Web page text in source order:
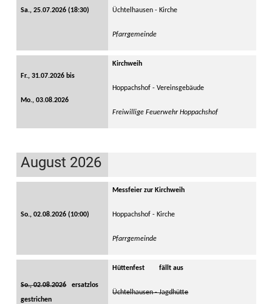
Sa., 25.07.2026 (18:30) Üchtelhausen - Kirche
Pfarrgemeinde
Fr., 31.07.2026 bis
Mo., 03.08.2026
Kirchweih
Hoppachshof - Vereinsgebäude
Freiwillige Feuerwehr Hoppachshof
August 2026
So., 02.08.2026 (10:00)
Messfeier zur Kirchweih
Hoppachshof - Kirche
Pfarrgemeinde
So., 02.08.2026
ersatzlos
gestrichen
Hüttenfest fällt aus
Üchtelhausen - Jagdhütte